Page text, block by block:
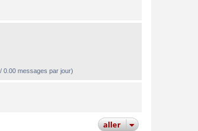
0.00 messages par jour)
aller